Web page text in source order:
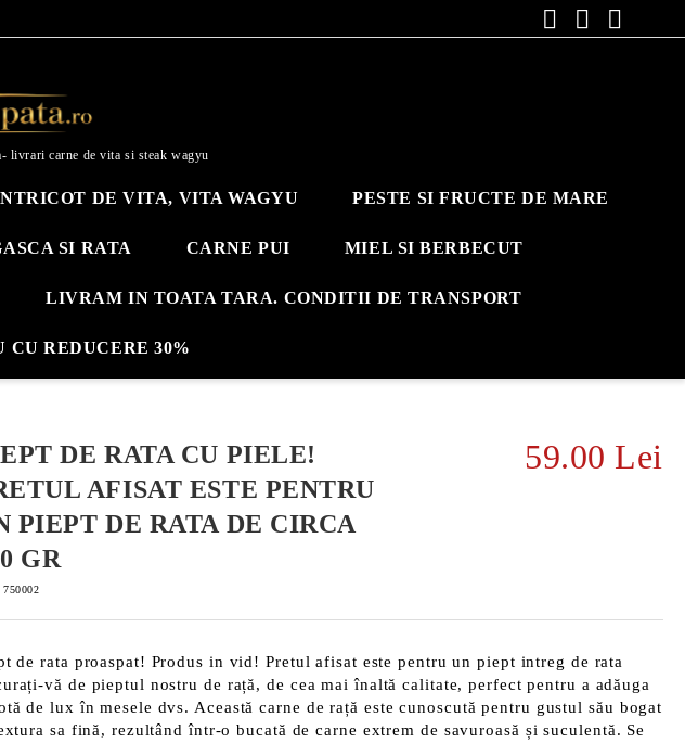
livrari carne de vita si steak wagyu
DE VITA, VITA WAGYU PESTE SI FRUCTE DE MARE
SI RATA CARNE PUI MIEL SI BERBECUT
LIVRAM IN TOATA TARA. CONDITII DE TRANSPORT
CU REDUCERE 30%
DE RATA CU PIELE!
AFISAT ESTE PENTRU
PIEPT DE RATA DE CIRCA
GR
59.00 Lei
750002
de rata proaspat! Produs in vid! Pretul afisat este pentru un piept intreg de rata
vă de pieptul nostru de rață, de cea mai înaltă calitate, perfect pentru a adăuga
de lux în mesele dvs. Această carne de rață este cunoscută pentru gustul său bogat
sa fină, rezultând într-o bucată de carne extrem de savuroasă și suculentă. Se